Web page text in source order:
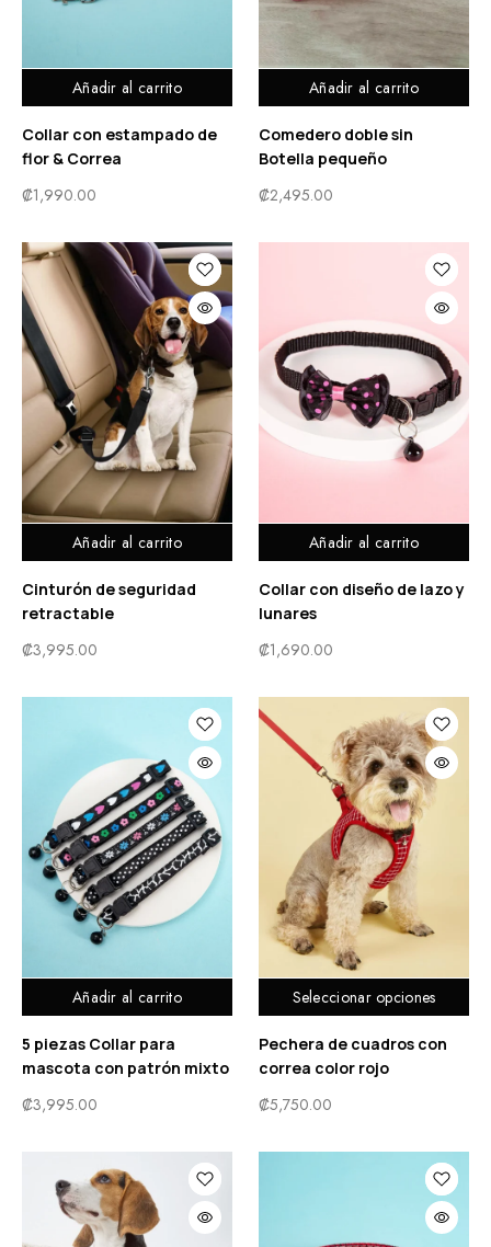
Añadir al carrito
Collar con estampado de
flor & Correa
₡1,990.00
Añadir al carrito
Comedero doble sin
Botella pequeño
₡2,495.00
Añadir al carrito
Cinturón de seguridad
retractable
₡3,995.00
Añadir al carrito
Collar con diseño de lazo y
lunares
₡1,690.00
Añadir al carrito
5 piezas Collar para
mascota con patrón mixto
₡3,995.00
Seleccionar opciones
Pechera de cuadros con
correa color rojo
₡5,750.00